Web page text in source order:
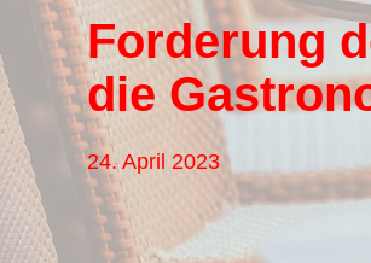
Forderung
die
24. April 2023